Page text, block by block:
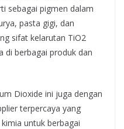
sebagai pigmen dalam
pasta gigi, dan
sifat kelarutan TiO2
di berbagai produk dan
Dioxide ini juga dengan
terpercaya yang
untuk berbagai